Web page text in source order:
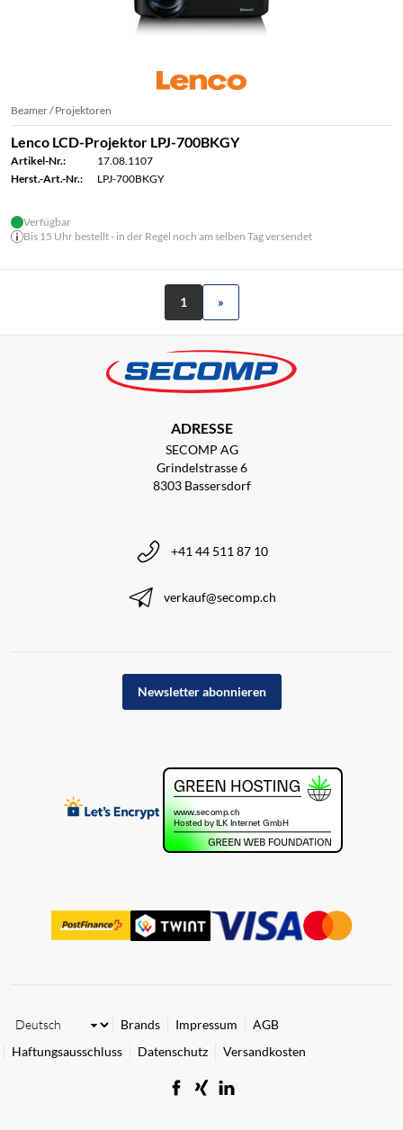
Beamer / Projektoren
Lenco LCD-Projektor LPJ-700BKGY
Artikel-Nr.:
17.08.1107
Herst.-Art.-Nr.:
LPJ-700BKGY
Verfügbar
Bis 15 Uhr bestellt - in der Regel noch am selben Tag versendet
1 »
ADRESSE
SECOMP AG
Grindelstrasse 6
8303 Bassersdorf
+41 44 511 87 10
verkauf@secomp.ch
Newsletter abonnieren
Brands Impressum
AGB
Haftungsausschluss
Datenschutz Versandkosten